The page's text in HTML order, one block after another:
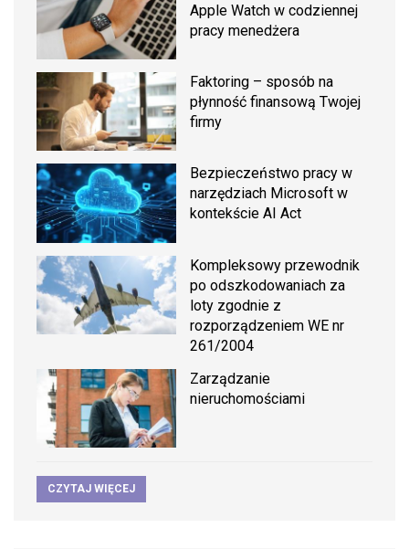
Apple Watch w codziennej
pracy menedżera
Faktoring – sposób na
płynność finansową Twojej
firmy
Bezpieczeństwo pracy w
narzędziach Microsoft w
kontekście AI Act
Kompleksowy przewodnik
po odszkodowaniach za
loty zgodnie z
rozporządzeniem WE nr
261/2004
Zarządzanie
nieruchomościami
CZYTAJ WIĘCEJ